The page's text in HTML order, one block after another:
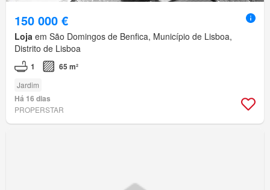
150 000 €
Loja em São Domingos de Benfica, Município de Lisboa,
Distrito de Lisboa
1 65 m²
Jardim
Há 16 dias
PROPERSTAR